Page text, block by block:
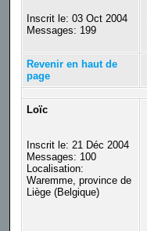
Inscrit le: 03 Oct 2004
Messages: 199
Revenir en haut de
page
Loïc
Inscrit le: 21 Déc 2004
Messages: 100
Localisation:
Waremme, province de
Liège (Belgique)